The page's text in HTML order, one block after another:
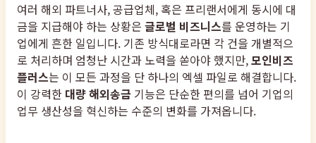
여러 해외 파트너사, 공급업체, 혹은 프리랜서에게 동시에 대
금을 지급해야 하는 상황은 글로벌 비즈니스를 운영하는 기
업에게 흔한 일입니다. 기존 방식대로라면 각 건을 개별적으
로 처리하며 엄청난 시간과 노력을 쏟아야 했지만,모인비즈
플러스는 이 모든 과정을 단 하나의 엑셀 파일로 해결합니다.
이 강력한 대량 해외송금 기능은 단순한 편의를 넘어 기업의
업무 생산성을 혁신하는 수준의 변화를 가져옵니다.